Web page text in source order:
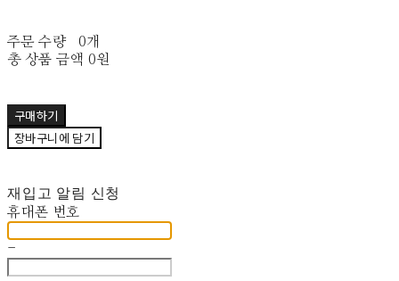
주문 수량
0개
총 상품 금액 0원
구매하기
장바구니에 담기
재입고 알림 신청
휴대폰 번호
-